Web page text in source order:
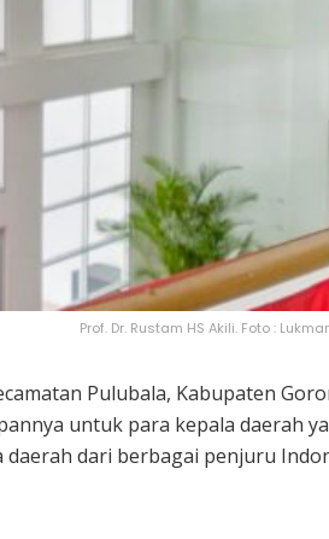
Prof. Dr. Rustam HS Akili. Foto :
Pulubala, Kabupaten
untuk para kepala daerah
daerah dari berbagai penjuru